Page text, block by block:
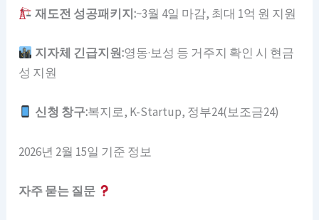
재도전 성공패키지:~3월 4일 마감, 최대 1억 원 지원
지자체 긴급지원:영동·보성 등 거주지 확인 시 현금
성 지원
신청 창구:복지로, K-Startup, 정부24(보조금24)
2026년 2월 15일 기준 정보
자주 묻는 질문